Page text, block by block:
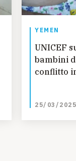
YEMEN
UNICEF
bambini
conflitto
25/03/2025